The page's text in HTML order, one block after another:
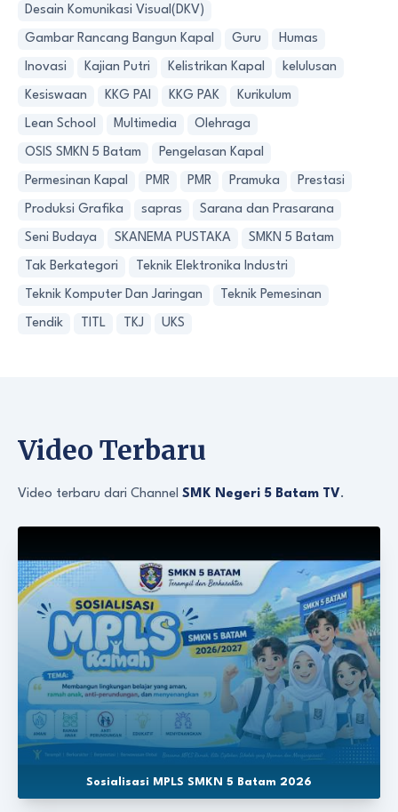
Desain Komunikasi Visual(DKV)
Gambar Rancang Bangun Kapal Guru Humas
Inovasi Kajian Putri Kelistrikan Kapal kelulusan
Kesiswaan KKG PAI KKG PAK Kurikulum
Lean School Multimedia Olehraga
OSIS SMKN 5 Batam Pengelasan Kapal
Permesinan Kapal PMR PMR Pramuka Prestasi
Produksi Grafika sapras Sarana dan Prasarana
Seni Budaya SKANEMA PUSTAKA SMKN 5 Batam
Tak Berkategori Teknik Elektronika Industri
Teknik Komputer Dan Jaringan Teknik Pemesinan
Tendik TITL TKJ UKS
Video Terbaru
Video terbaru dari Channel SMK Negeri 5 Batam TV.
Sosialisasi MPLS SMKN 5 Batam 2026